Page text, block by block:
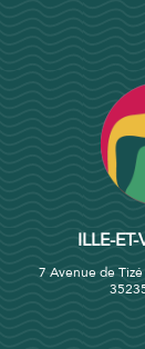
ILLE-
7 Avenue de